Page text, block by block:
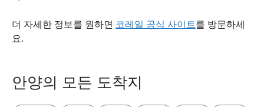
더 자세한 정보를 원하면 코레일 공식 사이트를 방문하세
요.
안양의 모든 도착지